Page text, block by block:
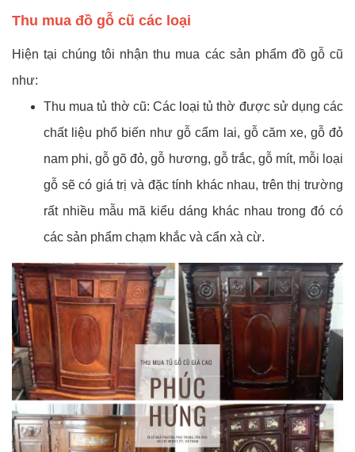
Thu mua đồ gỗ cũ các loại
Hiện tại chúng tôi nhận thu mua các sản phẩm đồ gỗ cũ
như:
Thu mua tủ thờ cũ: Các loại tủ thờ được sử dụng các
chất liệu phổ biến như gỗ cẩm lai, gỗ căm xe, gỗ đỏ
nam phi, gỗ gõ đỏ, gỗ hương, gỗ trắc, gỗ mít, mỗi loại
gỗ sẽ có giá trị và đặc tính khác nhau, trên thị trường
rất nhiều mẫu mã kiểu dáng khác nhau trong đó có
các sản phẩm chạm khắc và cẩn xà cừ.